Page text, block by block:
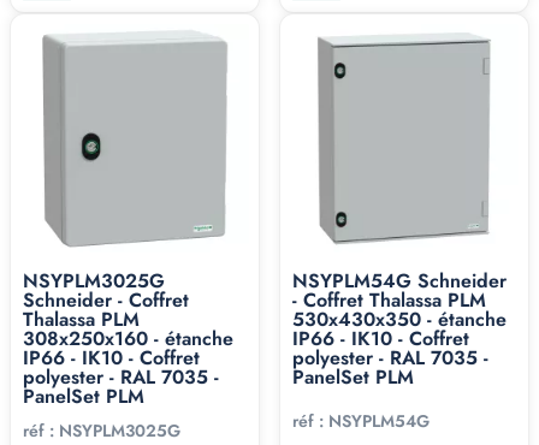
NSYPLM3025G
Schneider - Coffret
Thalassa PLM
308x250x160 - étanche
IP66 - IK10 - Coffret
polyester - RAL 7035 -
PanelSet PLM
réf : NSYPLM3025G
NSYPLM54G Schneider
- Coffret Thalassa PLM
530x430x350 - étanche
IP66 - IK10 - Coffret
polyester - RAL 7035 -
PanelSet PLM
réf : NSYPLM54G